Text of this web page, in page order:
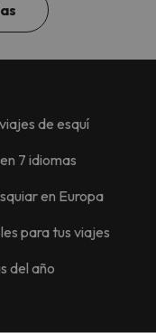
de esquí
7 idiomas
en Europa
para tus viajes
del año